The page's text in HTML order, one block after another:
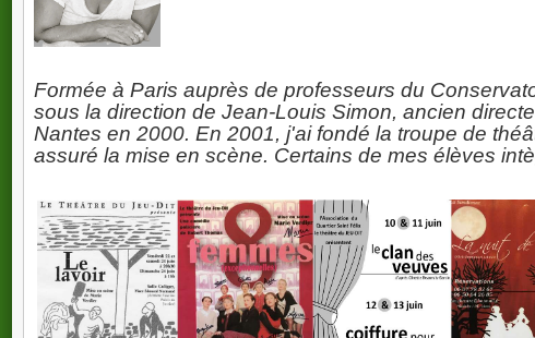
Vous êtes adulte, débutant ou confirmé, et vous avez
Rejoignez nos
Formée à Paris auprès de professeurs du
sous la direction de Jean-Louis Simon, ancien
Nantes en 2000. En 2001, j'ai fondé la troupe de
assuré la mise en scène. Certains de mes élèves